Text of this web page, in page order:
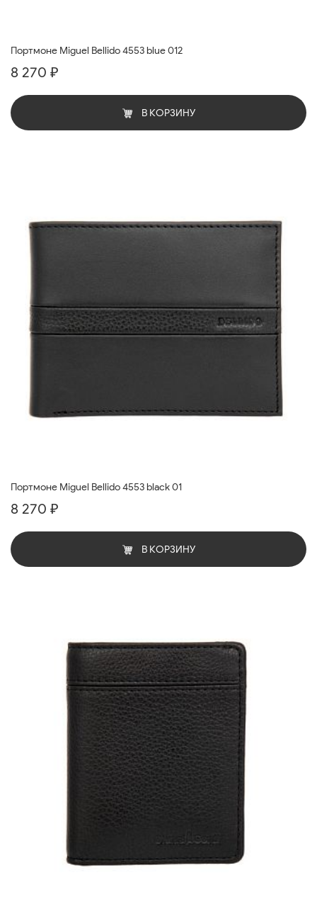
Портмоне Miguel Bellido 4553 blue 012
8 270 ₽
В КОРЗИНУ
Портмоне Miguel Bellido 4553 black 01
8 270 ₽
В КОРЗИНУ